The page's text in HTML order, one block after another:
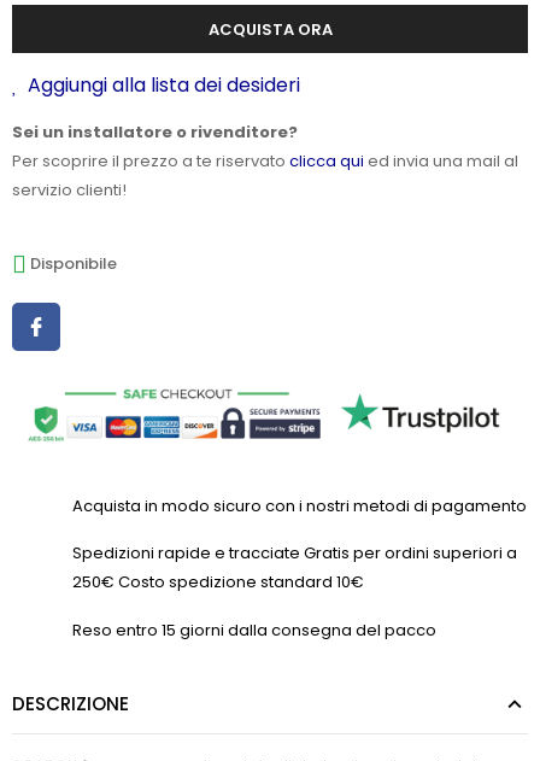
ACQUISTA ORA
Aggiungi alla lista dei desideri
Sei un installatore o rivenditore?
Per scoprire il prezzo a te riservato clicca qui ed invia una mail al
servizio clienti!
Disponibile
Acquista in modo sicuro con i nostri metodi di pagamento
Spedizioni rapide e tracciate Gratis per ordini superiori a
250€ Costo spedizione standard 10€
Reso entro 15 giorni dalla consegna del pacco
DESCRIZIONE